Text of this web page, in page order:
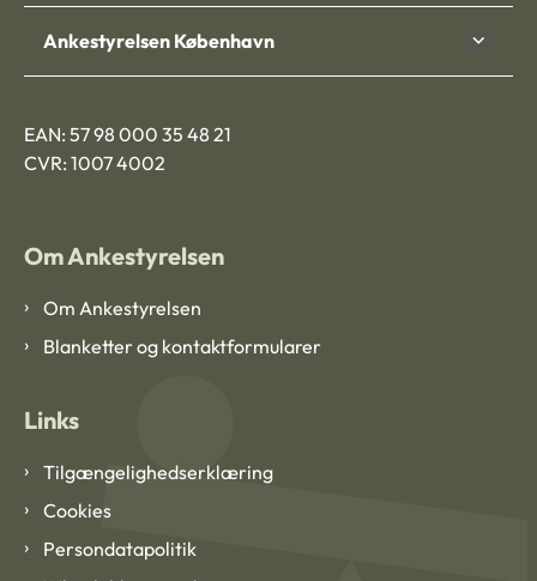
Ankestyrelsen København
EAN: 57 98 000 35 48 21
CVR: 1007 4002
Om Ankestyrelsen
Om Ankestyrelsen
Blanketter og kontaktformularer
Links
Tilgængelighedserklæring
Cookies
Persondatapolitik